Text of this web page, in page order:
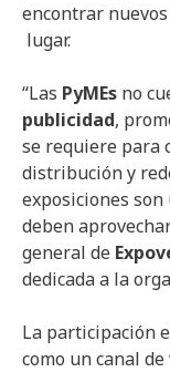
encontrar
lugar.
“Las PyMEs no
publicidad,
se requiere para
distribución y
exposiciones son
deben
general de
dedicada a la
La participación
como un canal